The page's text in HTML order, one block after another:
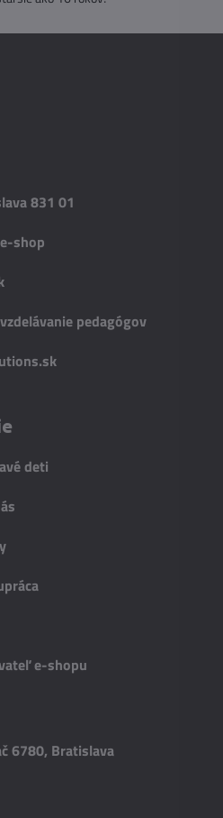
831 01
shop
pedagógov
deti
e-shopu
6780, Bratislava